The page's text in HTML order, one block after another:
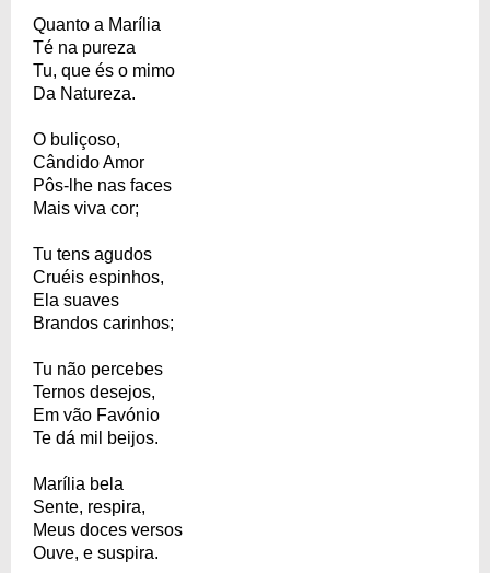
Quanto a Marília
Té na pureza
Tu, que és o mimo
Da Natureza.
O buliçoso,
Cândido Amor
Pôs-lhe nas faces
Mais viva cor;
Tu tens agudos
Cruéis espinhos,
Ela suaves
Brandos carinhos;
Tu não percebes
Ternos desejos,
Em vão Favónio
Te dá mil beijos.
Marília bela
Sente, respira,
Meus doces versos
Ouve, e suspira.